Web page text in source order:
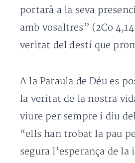
portarà a la seva
amb vosaltres” (2Co
veritat del destí que
A la Paraula de Déu es
la veritat de la nostra
viure per sempre i diu
“ells han trobat la pau
segura l’esperança de